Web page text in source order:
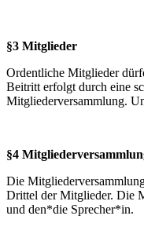
§3 Mitglieder
Ordentliche Mitglieder
Beitritt erfolgt durch eine
Mitgliederversammlung.
§4
Die
Drittel der Mitglieder. Die
und den*die Sprecher*in.